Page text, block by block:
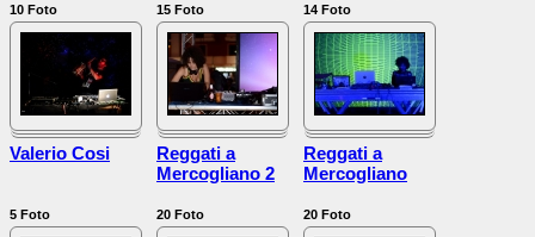
10 Foto 15 Foto 14 Foto
Valerio Cosi
5 Foto
Reggati a
Mercogliano 2
20 Foto
Reggati a
Mercogliano
20 Foto